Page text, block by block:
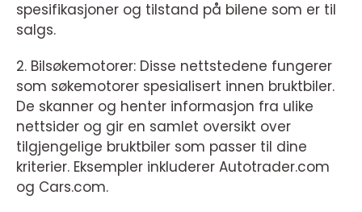
spesifikasjoner og tilstand på bilene som er til
salgs.
2. Bilsøkemotorer: Disse nettstedene fungerer
som søkemotorer spesialisert innen bruktbiler.
De skanner og henter informasjon fra ulike
nettsider og gir en samlet oversikt over
tilgjengelige bruktbiler som passer til dine
kriterier. Eksempler inkluderer Autotrader.com
og Cars.com.